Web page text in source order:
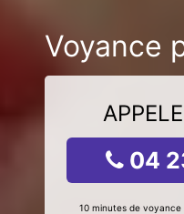
Voyance
04
10 minutes de voyance